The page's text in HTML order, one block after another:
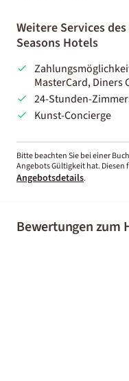
Weitere Services
Seasons Hotels
MasterCard, Diners
24-Stunden-
Kunst-Concierge
Bitte beachten Sie bei einer
Angebots Gültigkeit hat. Diesen
Angebotsdetails.
Bewertungen zum